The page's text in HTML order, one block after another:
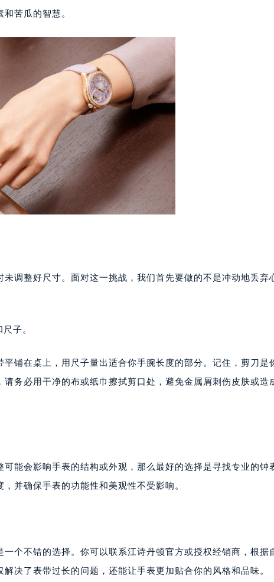
苦瓜的智慧。
调整好尺寸。面对这一挑战，我们首先要做的不是冲动地丢弃
子。
铺在桌上，用尺子量出适合你手腕长度的部分。记住，剪刀是
务必用干净的布或纸巾擦拭剪口处，避免金属屑刺伤皮肤或造
能会影响手表的结构或外观，那么最好的选择是寻找专业的钟
并确保手表的功能性和美观性不受影响。
个不错的选择。你可以联系江诗丹顿官方或授权经销商，根据
决了表带过长的问题，还能让手表更加贴合你的风格和品味。